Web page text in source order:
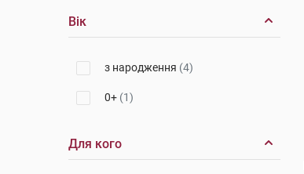
Вік
з народження (4)
0+ (1)
Для кого